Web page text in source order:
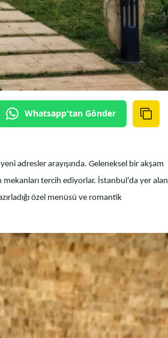
Whatsapp'tan Gönder
adresler arayışında. Geleneksel bir akşam
tercih ediyorlar. İstanbul’da yer alan
özel menüsü ve romantik